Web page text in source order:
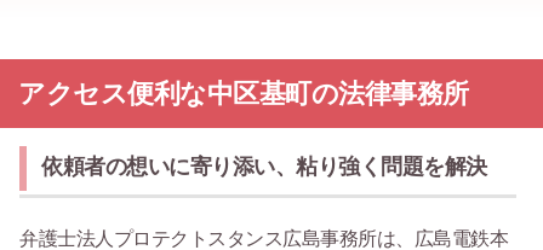
アクセス便利な中区基町の法律事務所
依頼者の想いに寄り添い、粘り強く問題を解決
弁護士法人プロテクトスタンス広島事務所は、広島電鉄本